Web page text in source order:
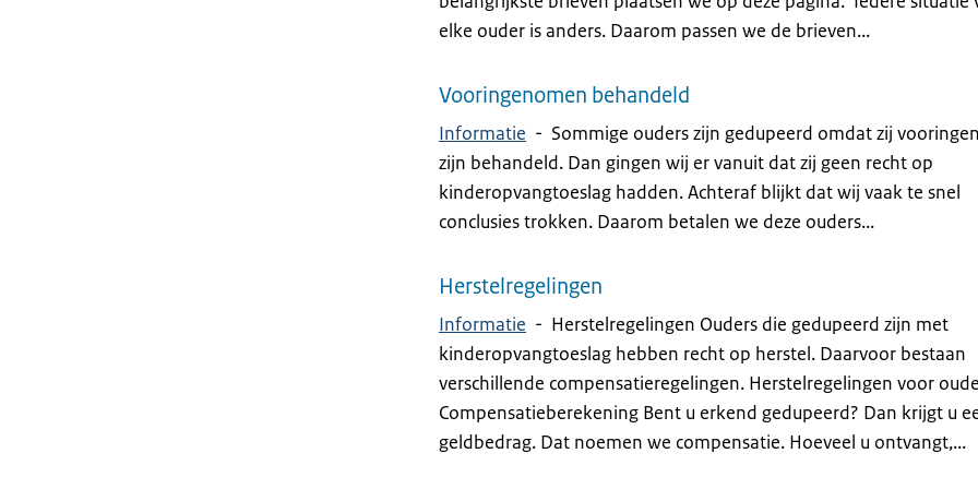
elke ouder is anders. Daarom passen we de brieven...
Vooringenomen behandeld
Informatie - Sommige ouders zijn gedupeerd omdat zij
zijn behandeld. Dan gingen wij er vanuit dat zij geen recht op
kinderopvangtoeslag hadden. Achteraf blijkt dat wij vaak te snel
conclusies trokken. Daarom betalen we deze ouders...
Herstelregelingen
Informatie - Herstelregelingen Ouders die gedupeerd zijn met
kinderopvangtoeslag hebben recht op herstel. Daarvoor bestaan
verschillende compensatieregelingen. Herstelregelingen voor
Compensatieberekening Bent u erkend gedupeerd? Dan krijgt u
geldbedrag. Dat noemen we compensatie. Hoeveel u ontvangt,...